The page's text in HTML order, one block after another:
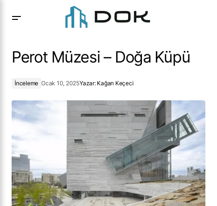
Perot Müzesi – Doğa Küpü
İnceleme Ocak 10, 2025Yazar: Kağan Keçeci